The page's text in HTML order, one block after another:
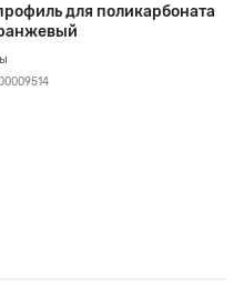
для поликарбоната